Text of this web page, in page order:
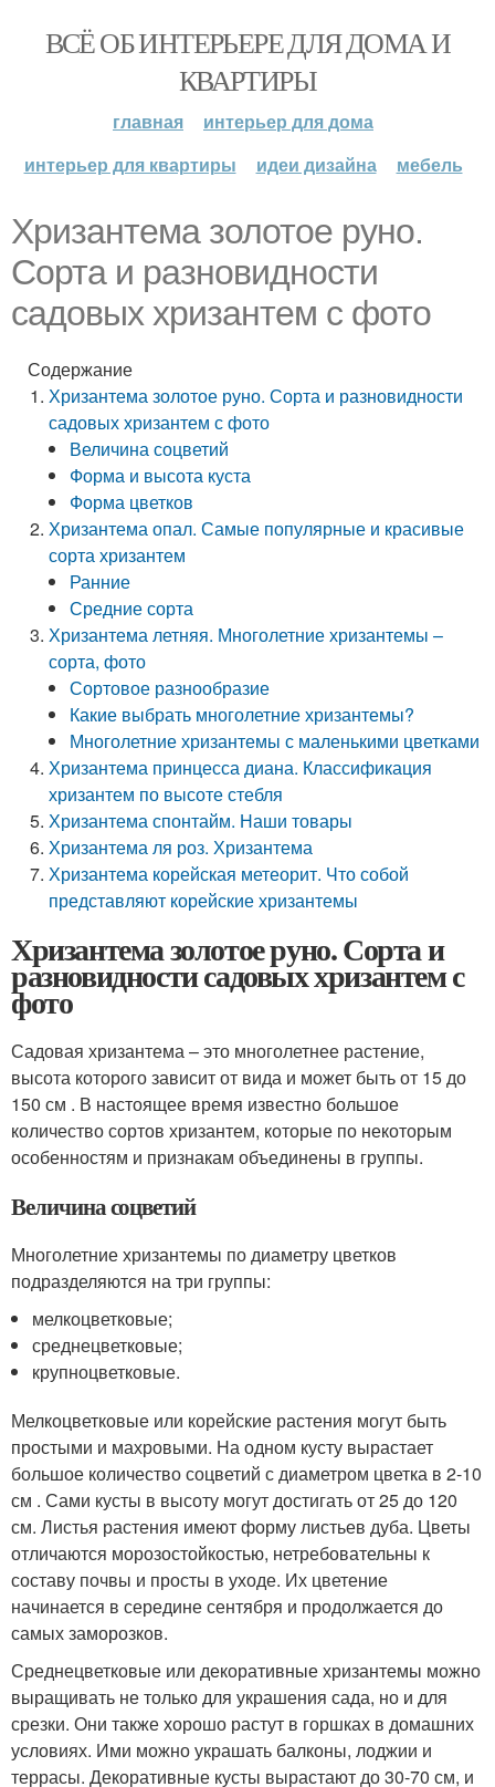
ВСЁ ОБ ИНТЕРЬЕРЕ ДЛЯ ДОМА И
КВАРТИРЫ
главная
интерьер для дома
интерьер для квартиры
идеи дизайна мебель
Хризантема золотое руно.
Сорта и разновидности
садовых хризантем с фото
Содержание
Хризантема золотое руно. Сорта и разновидности
садовых хризантем с фото
Величина соцветий
Форма и высота куста
Форма цветков
Хризантема опал. Самые популярные и красивые
сорта хризантем
Ранние
Средние сорта
Хризантема летняя. Многолетние хризантемы –
сорта, фото
Сортовое разнообразие
Какие выбрать многолетние хризантемы?
Многолетние хризантемы с маленькими цветками
Хризантема принцесса диана. Классификация
хризантем по высоте стебля
Хризантема спонтайм. Наши товары
Хризантема ля роз. Хризантема
Хризантема корейская метеорит. Что собой
представляют корейские хризантемы
Хризантема золотое руно. Сорта и
разновидности садовых хризантем с
фото
Садовая хризантема – это многолетнее растение,
высота которого зависит от вида и может быть от 15 до
150 см . В настоящее время известно большое
количество сортов хризантем, которые по некоторым
особенностям и признакам объединены в группы.
Величина соцветий
Многолетние хризантемы по диаметру цветков
подразделяются на три группы:
мелкоцветковые;
среднецветковые;
крупноцветковые.
Мелкоцветковые или корейские растения могут быть
простыми и махровыми. На одном кусту вырастает
большое количество соцветий с диаметром цветка в 2-10
см . Сами кусты в высоту могут достигать от 25 до 120
см. Листья растения имеют форму листьев дуба. Цветы
отличаются морозостойкостью, нетребовательны к
составу почвы и просты в уходе. Их цветение
начинается в середине сентября и продолжается до
самых заморозков.
Среднецветковые или декоративные хризантемы можно
выращивать не только для украшения сада, но и для
срезки. Они также хорошо растут в горшках в домашних
условиях. Ими можно украшать балконы, лоджии и
террасы. Декоративные кусты вырастают до 30-70 см, и